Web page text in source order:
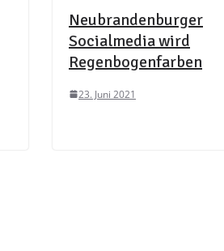
Neubrandenburger
Socialmedia wird
Regenbogenfarben
23. Juni 2021